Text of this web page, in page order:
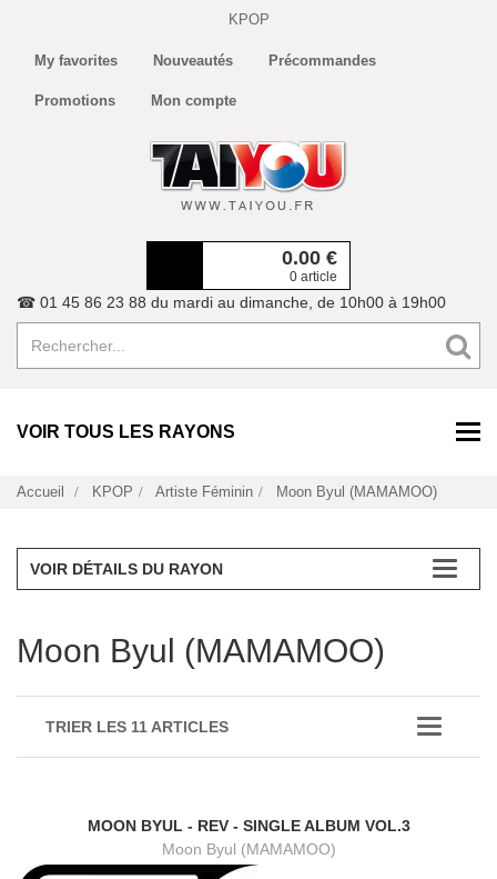
KPOP
My favorites Nouveautés Précommandes
Promotions Mon compte
0.00 €
0 article
☎ 01 45 86 23 88 du mardi au dimanche, de 10h00 à 19h00
VOIR TOUS LES RAYONS
Accueil KPOP Artiste Féminin Moon Byul (MAMAMOO)
VOIR DÉTAILS DU RAYON
Moon Byul (MAMAMOO)
TRIER LES 11 ARTICLES
MOON BYUL - REV - SINGLE ALBUM VOL.3
Moon Byul (MAMAMOO)